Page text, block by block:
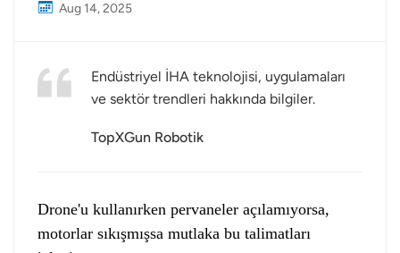
Aug 14, 2025
Endüstriyel İHA teknolojisi, uygulamaları
ve sektör trendleri hakkında bilgiler.
TopXGun Robotik
Drone'u kullanırken pervaneler açılamıyorsa,
motorlar sıkışmışsa mutlaka bu talimatları